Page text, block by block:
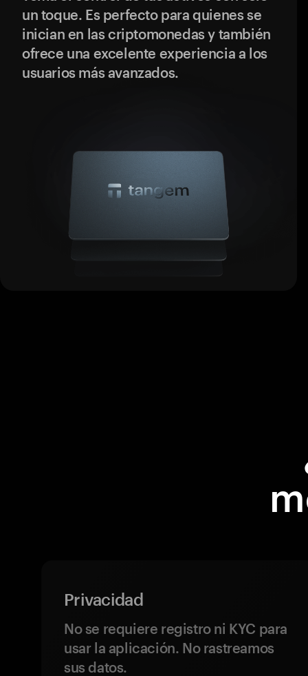
un toque. Es perfecto para quienes se
inician en las criptomonedas y también
ofrece una excelente experiencia a los
usuarios más avanzados.
Privacidad
No se requiere registro ni KYC para
usar la aplicación. No rastreamos
sus datos.